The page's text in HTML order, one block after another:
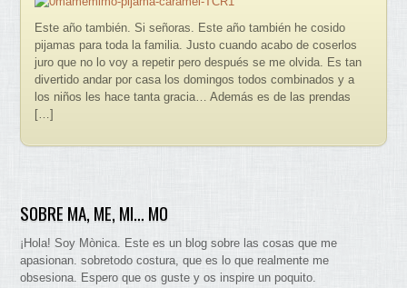
Este año también. Si señoras. Este año también he cosido
pijamas para toda la familia. Justo cuando acabo de coserlos
juro que no lo voy a repetir pero después se me olvida. Es tan
divertido andar por casa los domingos todos combinados y a
los niños les hace tanta gracia… Además es de las prendas
[…]
SOBRE MA, ME, MI… MO
¡Hola! Soy Mònica. Este es un blog sobre las cosas que me
apasionan. sobretodo costura, que es lo que realmente me
obsesiona. Espero que os guste y os inspire un poquito.